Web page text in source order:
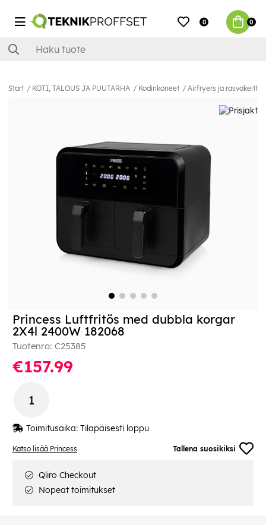
0 0
Start KOTI, TALOUS JA PUUTARHA Kodinkoneet Airfryers ja
Katso lisää Princess Tallena suosikiksi
Princess Luftfritös med dubbla korgar
2X4l 2400W 182068
Tuotenro: C25385
€157.99
Toimitusaika: Tilapäisesti loppu
Qliro Checkout
Nopeat toimitukset